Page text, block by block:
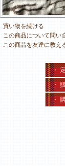
買い物を続ける
この商品について問い
この商品を友達に教え
・
・
・